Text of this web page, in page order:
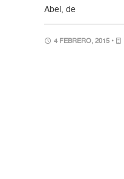
Abel, de
4 FEBRERO, 2015 •